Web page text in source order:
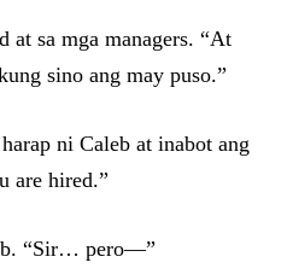
at sa mga managers. “At
sino ang may puso.”
ni Caleb at inabot ang
are hired.”
“Sir… pero—”